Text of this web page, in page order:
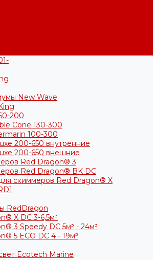
New Wave
200
Cone 130-300
100-300
200-650 внутренние
200-650 внешние
Red Dragon® 3
Red Dragon® BK DC
скиммеров Red Dragon® X
RedDragon
X DC 3-6,5м³
3 Speedy DC 5м³ - 24м³
5 ECO DC 4 - 19м³
Ecotech Marine